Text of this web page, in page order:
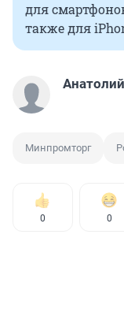
для
также для
Минпромторг
0 0